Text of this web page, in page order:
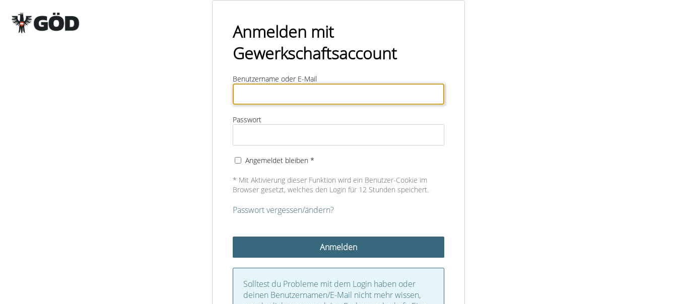
Anmelden mit
Gewerkschaftsaccount
Benutzername oder E-Mail
Passwort
Angemeldet bleiben *
* Mit Aktivierung dieser Funktion wird ein Benutzer-Cookie im
Browser gesetzt, welches den Login für 12 Stunden speichert.
Passwort vergessen/ändern?
Solltest du Probleme mit dem Login haben oder
deinen Benutzernamen/E-Mail nicht mehr wissen,